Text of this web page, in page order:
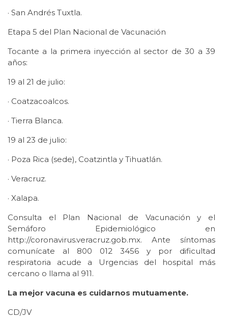
· San Andrés Tuxtla.
Etapa 5 del Plan Nacional de Vacunación
Tocante a la primera inyección al sector de 30 a 39
años:
19 al 21 de julio:
· Coatzacoalcos.
· Tierra Blanca.
19 al 23 de julio:
· Poza Rica (sede), Coatzintla y Tihuatlán.
· Veracruz.
· Xalapa.
Consulta el Plan Nacional de Vacunación y el
Semáforo Epidemiológico en
http://coronavirus.veracruz.gob.mx. Ante síntomas
comunícate al 800 012 3456 y por dificultad
respiratoria acude a Urgencias del hospital más
cercano o llama al 911.
La mejor vacuna es cuidarnos mutuamente.
CD/JV